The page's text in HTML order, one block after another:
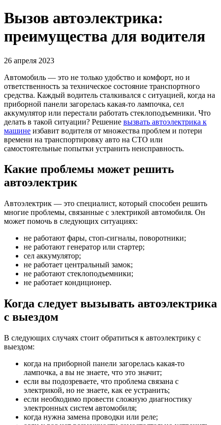
Вызов автоэлектрика:
преимущества для водителя
26 апреля 2023
Автомобиль — это не только удобство и комфорт, но и
ответственность за техническое состояние транспортного
средства. Каждый водитель сталкивался с ситуацией, когда на
приборной панели загорелась какая-то лампочка, сел
аккумулятор или перестали работать стеклоподъемники. Что
делать в такой ситуации? Решение вызвать автоэлектрика к
машине избавит водителя от множества проблем и потери
времени на транспортировку авто на СТО или
самостоятельные попытки устранить неисправность.
Какие проблемы может решить
автоэлектрик
Автоэлектрик — это специалист, который способен решить
многие проблемы, связанные с электрикой автомобиля. Он
может помочь в следующих ситуациях:
не работают фары, стоп-сигналы, поворотники;
не работают генератор или стартер;
сел аккумулятор;
не работает центральный замок;
не работают стеклоподъемники;
не работает кондиционер.
Когда следует вызывать автоэлектрика
с выездом
В следующих случаях стоит обратиться к автоэлектрику с
выездом:
когда на приборной панели загорелась какая-то
лампочка, а вы не знаете, что это значит;
если вы подозреваете, что проблема связана с
электрикой, но не знаете, как ее устранить;
если необходимо провести сложную диагностику
электронных систем автомобиля;
когда нужна замена проводки или реле;